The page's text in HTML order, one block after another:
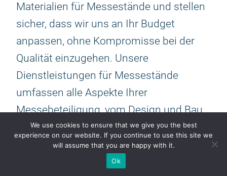
Materialien für Messestände und stellen
sicher, dass wir uns an Ihr Budget
anpassen, ohne Kompromisse bei der
Qualität einzugehen. Unsere
Dienstleistungen für Messestände
umfassen alle Aspekte Ihrer
Messebeteiligung, vom Design und Bau
bis hin zur logistischen Unterstützung
und Organisation. Dank dieses
ganzheitlichen Ansatzes können Sie sich
We use cookies to ensure that we give you the best
experience on our website. If you continue to use this site we
will assume that you are happy with it.
Ok